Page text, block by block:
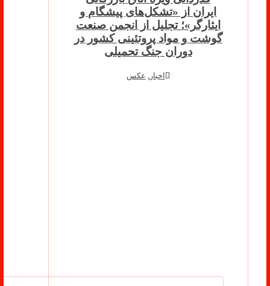
ایران از «تشکل‌های پیشگام و
ایثارگر»؛ تجلیل از انجمن صنعت
گوشت و مواد پروتئینی کشور در
دوران جنگ تحمیلی
اخبار عکس